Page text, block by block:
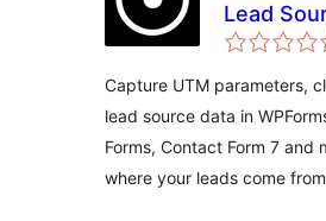
Lead
Tracking
Forms,
Form 7 &
Capture UTM parameters,
lead source data in
Forms, Contact Form 7 and
where your leads come